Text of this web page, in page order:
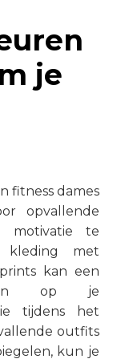
je
fitness dames
opvallende
motivatie te
kleding met
kan een
op je
tijdens het
outfits
kun je